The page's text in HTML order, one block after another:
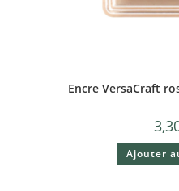
Encre VersaCraft
Ajouter